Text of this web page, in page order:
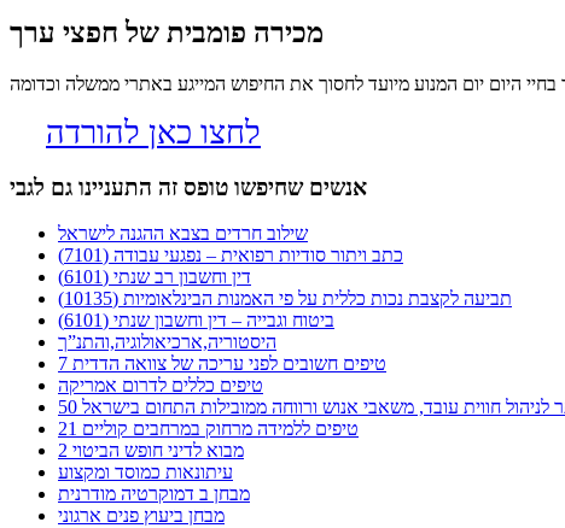
מכירה פומבית של חפצי ערך
היום יום המנוע מיועד לחסוך את החיפוש המייגע באתרי ממשלה וכדומה
לחצו כאן להורדה
אנשים שחיפשו טופס זה התעניינו גם לגבי
שילוב חרדים בצבא ההגנה לישראל
כתב ויתור סודיות רפואית – נפגעי עבודה (7101)
דין וחשבון רב שנתי (6101)
תביעה לקצבת נכות כללית על פי האמנות הבינלאומיות (10135)
ביטוח וגבייה – דין וחשבון שנתי (6101)
היסטוריה,ארכיאולוגיה,והתנ”ך
7 טיפים חשובים לפני עריכה של צוואה הדדית
טיפים כללים לדרום אמריקה
לניהול חווית עובד, משאבי אנוש ורווחה ממובילות התחום בישראל
21 טיפים ללמידה מרחוק במרחבים קוליים
מבוא לדיני חופש הביטוי 2
עיתונאות כמוסד ומקצוע
מבחן ב דמוקרטיה מודרנית
מבחן ביעוץ פנים ארגוני